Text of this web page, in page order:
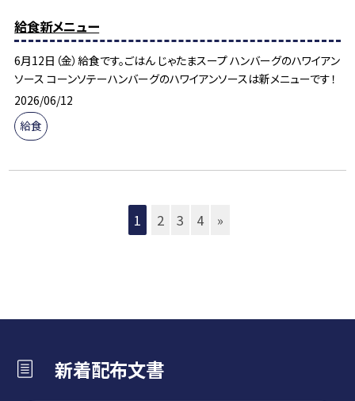
給食新メニュー
6月12日（金）給食です。ごはん じゃたまスープ ハンバーグのハワイアン
ソース コーンソテーハンバーグのハワイアンソースは新メニューです！
2026/06/12
給食
1 2 3 4 »
新着配布文書